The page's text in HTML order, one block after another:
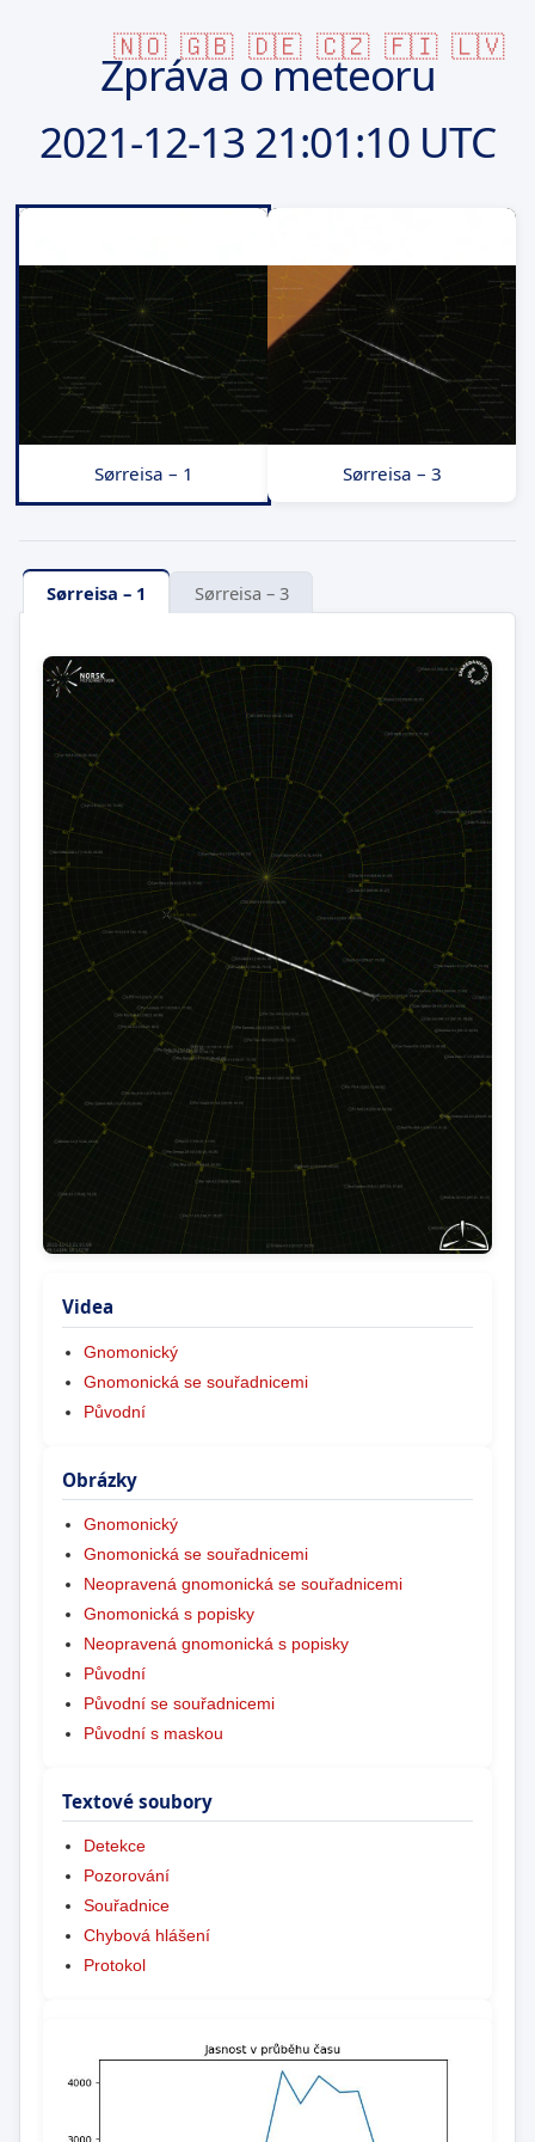
🇳🇴 🇬🇧 🇩🇪 🇨🇿 🇫🇮 🇱🇻
Zpráva o meteoru
2021-12-1321:01:10 UTC
Sørreisa – 1 Sørreisa – 3
Sørreisa – 1 Sørreisa – 3
Videa
Gnomonický
Gnomonická se souřadnicemi
Původní
Obrázky
Gnomonický
Gnomonická se souřadnicemi
Neopravená gnomonická se souřadnicemi
Gnomonická s popisky
Neopravená gnomonická s popisky
Původní
Původní se souřadnicemi
Původní s maskou
Textové soubory
Detekce
Pozorování
Souřadnice
Chybová hlášení
Protokol